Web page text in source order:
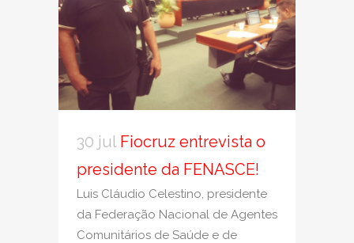
30 jul Fiocruz entrevista o
presidente da FENASCE!
Luis Cláudio Celestino, presidente
da Federação Nacional de Agentes
Comunitários de Saúde e de